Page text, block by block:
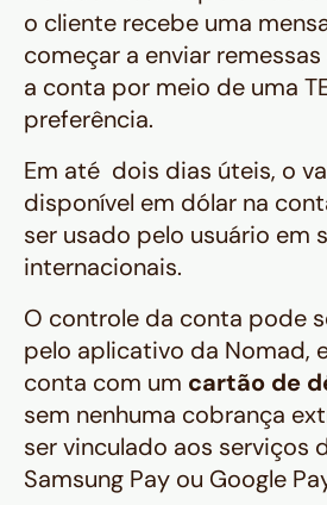
o cliente recebe uma
começar a enviar
a conta por meio de uma
preferência.
Em até dois dias úteis, o
disponível em dólar na
ser usado pelo usuário em
internacionais.
O controle da conta pode
pelo aplicativo da Nomad,
conta com um cartão de
sem nenhuma cobrança
ser vinculado aos serviços
Samsung Pay ou Google